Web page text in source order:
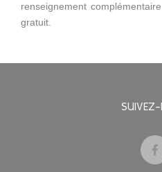
renseignement
gratuit.